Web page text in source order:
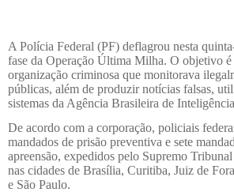
A Polícia Federal (PF) deflagrou nesta
fase da Operação Última Milha. O objetivo é
organização criminosa que monitorava
públicas, além de produzir notícias falsas,
sistemas da Agência Brasileira de
De acordo com a corporação, policiais
mandados de prisão preventiva e sete
apreensão, expedidos pelo Supremo
nas cidades de Brasília, Curitiba, Juiz de
e São Paulo.